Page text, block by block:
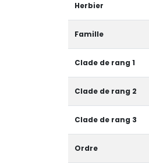
Herbier
Famille
Clade de rang 1
Clade de rang 2
Clade de rang 3
Ordre